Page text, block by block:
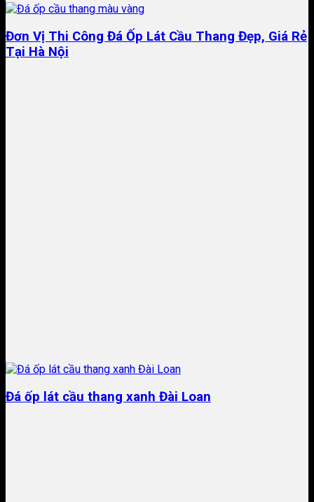
Đơn Vị Thi Công Đá Ốp Lát Cầu Thang Đẹp, Giá Rẻ
Tại Hà Nội
Đá ốp lát cầu thang xanh Đài Loan